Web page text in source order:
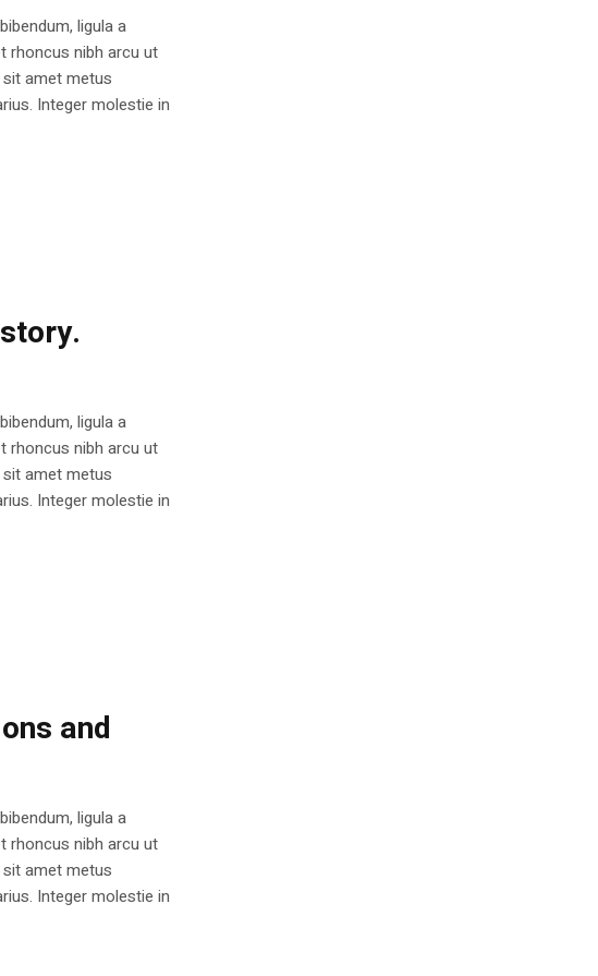
ligula a
rhoncus nibh arcu ut
amet metus
Integer molestie in
ligula a
rhoncus nibh arcu ut
amet metus
Integer molestie in
and
ligula a
rhoncus nibh arcu ut
amet metus
Integer molestie in